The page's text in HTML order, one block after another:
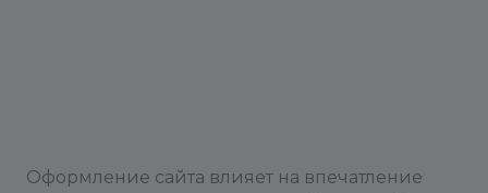
Оформление сайта влияет на впечатление